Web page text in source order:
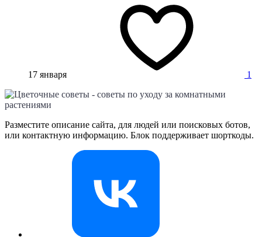
17 января 1
Разместите описание сайта, для людей или поисковых ботов,
или контактную информацию. Блок поддерживает шорткоды.